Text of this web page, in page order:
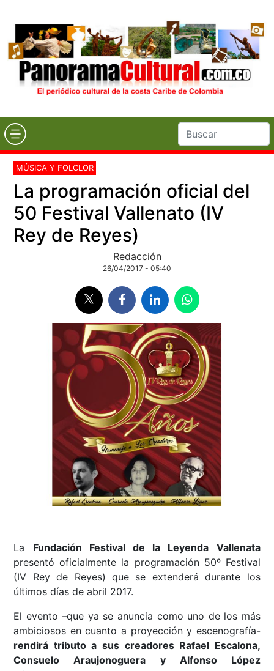
MÚSICA Y FOLCLOR
La programación oficial del
50 Festival Vallenato (IV
Rey de Reyes)
Redacción
26/04/2017 - 05:40
La Fundación Festival de la Leyenda Vallenata
presentó oficialmente la programación 50º Festival
(IV Rey de Reyes) que se extenderá durante los
últimos días de abril 2017.
El evento –que ya se anuncia como uno de los más
ambiciosos en cuanto a proyección y escenografía-
rendirá tributo a sus creadores Rafael Escalona,
Consuelo Araujonoguera y Alfonso López